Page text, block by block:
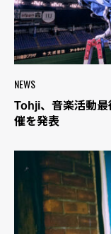
NEWS
Tohji、音楽活動最
催を発表